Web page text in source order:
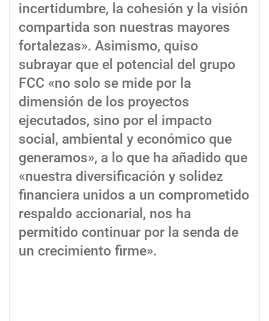
incertidumbre, la cohesión y la visión
compartida son nuestras mayores
fortalezas». Asimismo, quiso
subrayar que el potencial del grupo
FCC «no solo se mide por la
dimensión de los proyectos
ejecutados, sino por el impacto
social, ambiental y económico que
generamos», a lo que ha añadido que
«nuestra diversificación y solidez
financiera unidos a un comprometido
respaldo accionarial, nos ha
permitido continuar por la senda de
un crecimiento firme».